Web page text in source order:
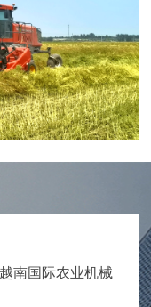
南国际农业机械